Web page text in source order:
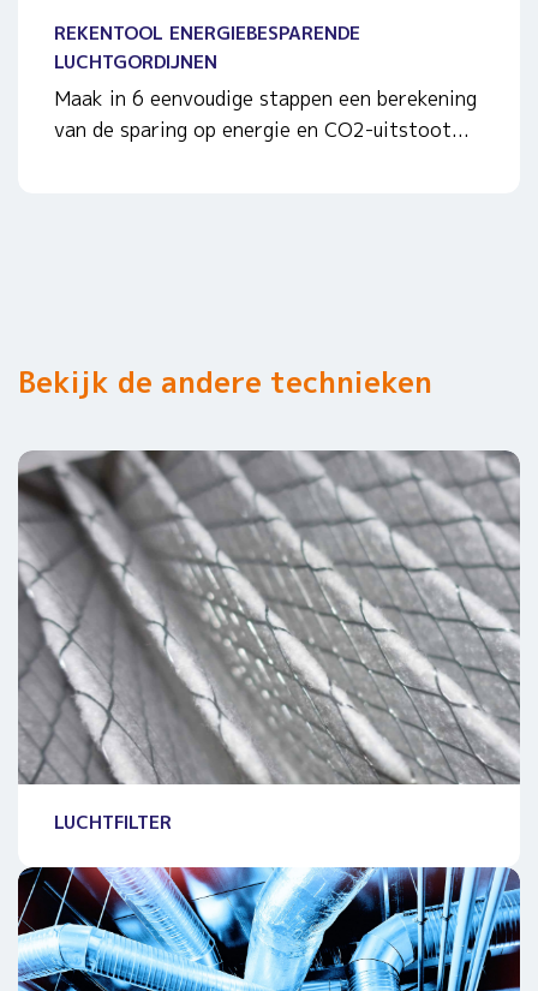
REKENTOOL ENERGIEBESPARENDE
LUCHTGORDIJNEN
Maak in 6 eenvoudige stappen een berekening
van de sparing op energie en CO2-uitstoot...
Bekijk de andere technieken
LUCHTFILTER